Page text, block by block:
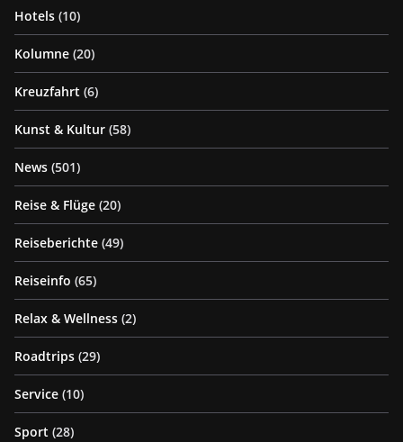
Hotels (10)
Kolumne (20)
Kreuzfahrt (6)
Kunst & Kultur (58)
News (501)
Reise & Flüge (20)
Reiseberichte (49)
Reiseinfo (65)
Relax & Wellness (2)
Roadtrips (29)
Service (10)
Sport (28)